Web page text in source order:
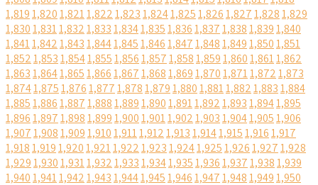
1,8191,8201,8211,8221,8231,8241,8251,8261,8271,8281,829
1,8301,8311,8321,8331,8341,8351,8361,8371,8381,8391,840
1,8411,8421,8431,8441,8451,8461,8471,8481,8491,8501,851
1,8521,8531,8541,8551,8561,8571,8581,8591,8601,8611,862
1,8631,8641,8651,8661,8671,8681,8691,8701,8711,8721,873
1,8741,8751,8761,8771,8781,8791,8801,8811,8821,8831,884
1,8851,8861,8871,8881,8891,8901,8911,8921,8931,8941,895
1,8961,8971,8981,8991,9001,9011,9021,9031,9041,9051,906
1,9071,9081,9091,9101,9111,9121,9131,9141,9151,9161,917
1,9181,9191,9201,9211,9221,9231,9241,9251,9261,9271,928
1,9291,9301,9311,9321,9331,9341,9351,9361,9371,9381,939
1,9401,9411,9421,9431,9441,9451,9461,9471,9481,9491,950